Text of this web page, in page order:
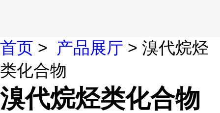
首页 > 产品展厅 > 溴代烷烃
类化合物
溴代烷烃类化合物